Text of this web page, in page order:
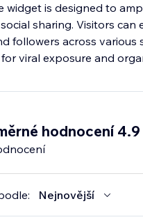
widget is designed to
sharing. Visitors
followers across
viral exposure and
hodnocení 4.9
Nejnovější